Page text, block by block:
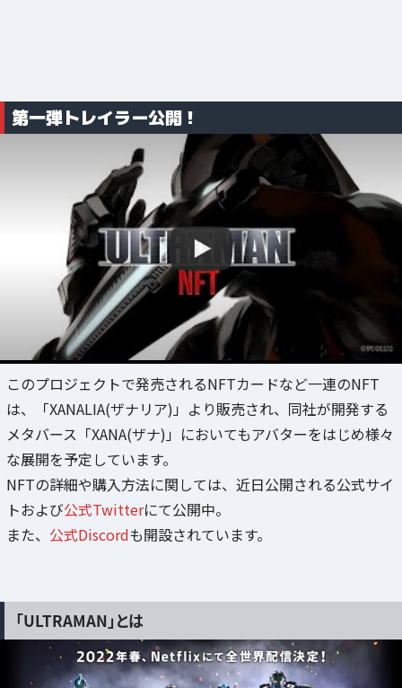
第一弾トレイラー公開！
このプロジェクトで発売されるNFTカードなど一連のNFT
は、「XANALIA(ザナリア)」より販売され、同社が開発する
メタバース「XANA(ザナ)」においてもアバターをはじめ様々
な展開を予定しています。
NFTの詳細や購入方法に関しては、近日公開される公式サイ
トおよび公式Twitterにて公開中。
また、 公式Discordも開設されています。
「ULTRAMAN」とは